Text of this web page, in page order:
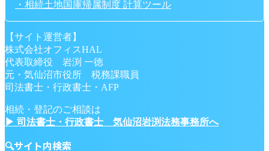
・相続土地国庫帰属制度 計算ツール
【サイト運営者】
株式会社オフィスHAL
代表取締役 岩渕 一徳
元・気仙沼市役所 税務課職員
司法書士・行政書士・AFP
相続・登記のご相談は
▶ 司法書士・行政書士 気仙沼岩渕法務事務所へ
🔍サイト内検索